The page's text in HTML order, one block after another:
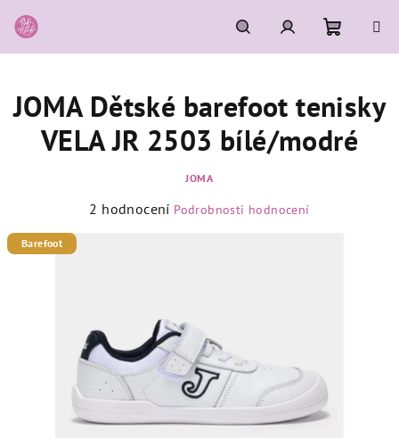
na
obsah
HledatPřihlášeníNákupní
košík
JOMA Dětské barefoot tenisky
VELA JR 2503 bílé/modré
JOMA
Průměrné
hvězdiček.
2 hodnocení Podrobnosti hodnocení
Barefoot